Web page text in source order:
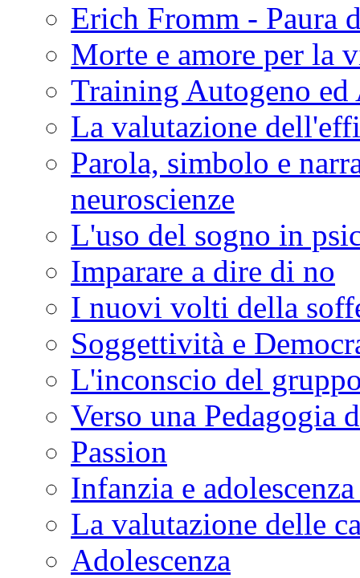
Erich Fromm - Paura
Morte e amore per la
Training Autogeno
La valutazione
Parola, simbolo e
neuroscienze
L'uso del sogno in
Imparare a dire di no
I nuovi volti della
Soggettività e
L'inconscio del
Verso una Pedagogia
Passion
Infanzia e
La valutazione delle
Adolescenza